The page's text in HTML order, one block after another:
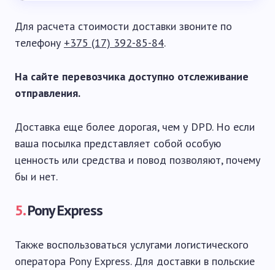
Для расчета стоимости доставки звоните по
телефону +375 (17) 392-85-84.
На сайте перевозчика доступно отслеживание
отправления.
Доставка еще более дорогая, чем у DPD. Но если
ваша посылка представляет собой особую
ценность или средства и повод позволяют, почему
бы и нет.
5.Pony Express
Также воспользоваться услугами логистического
оператора Pony Express. Для доставки в польские